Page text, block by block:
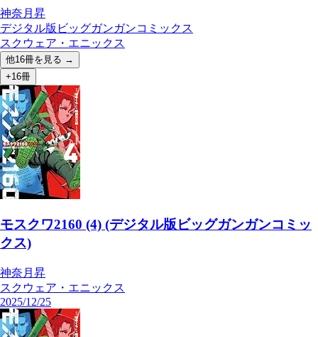
神奈月昇
デジタル版ビッグガンガンコミックス
スクウェア・エニックス
他16冊を見る →
+16冊
モスクワ2160 (4) (デジタル版ビッグガンガンコミッ
クス)
神奈月昇
スクウェア・エニックス
2025/12/25